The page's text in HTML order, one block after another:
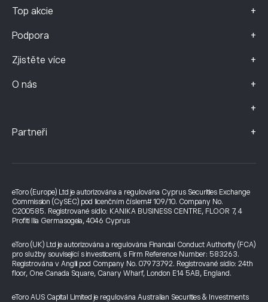
Top akcie +
Podpora +
Zjistěte více +
O nás +
+
Partneři +
eToro (Europe) Ltd je autorizována a regulována Cyprus Securities Exchange
Commission (CySEC) pod licenčním číslem# 109/10. Company No.
C200585. Registrované sídlo: KANIKA BUSINESS CENTRE, FLOOR 7, 4
Profiti Ilia Germasogeia, 4046 Cyprus
eToro (UK) Ltd je autorizována a regulována Financial Conduct Authority (FCA)
pro služby související s investicemi, s Firm Reference Number: 583263.
Registrována v Anglii pod Company No. 07973792. Registrované sídlo: 24th
floor, One Canada Square, Canary Wharf, London E14 5AB, England.
eToro AUS Capital Limited je regulována Australian Securities & Investments